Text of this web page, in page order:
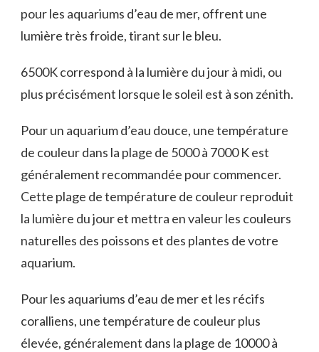
pour les aquariums d’eau de mer, offrent une
lumière très froide, tirant sur le bleu.
6500K correspond à la lumière du jour à midi, ou
plus précisément lorsque le soleil est à son zénith.
Pour un aquarium d’eau douce, une température
de couleur dans la plage de 5000 à 7000 K est
généralement recommandée pour commencer.
Cette plage de température de couleur reproduit
la lumière du jour et mettra en valeur les couleurs
naturelles des poissons et des plantes de votre
aquarium.
Pour les aquariums d’eau de mer et les récifs
coralliens, une température de couleur plus
élevée, généralement dans la plage de 10000 à